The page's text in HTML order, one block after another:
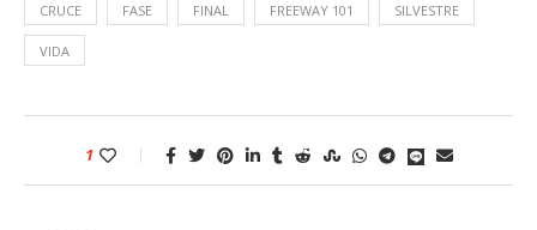
CRUCE FASE FINAL FREEWAY 101 SILVESTRE
VIDA
1